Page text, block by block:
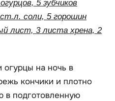
5 зубчиков
ст.л. соли, 5 горошин
лист, 3 листа хрена, 2
огурцы на ночь в
кончики и плотно
в подготовленную